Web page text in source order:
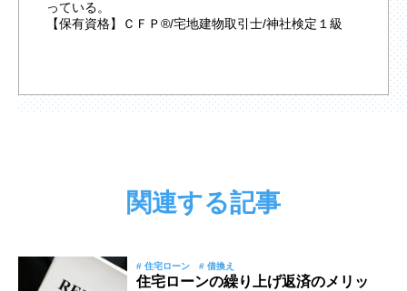
っている。
【保有資格】ＣＦＰ®/宅地建物取引士/神社検定１級
関連する記事
# 住宅ローン # 借換え
住宅ローンの繰り上げ返済のメリッ